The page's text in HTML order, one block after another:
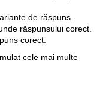
de răspuns.
răspunsului corect.
corect.
cele mai multe